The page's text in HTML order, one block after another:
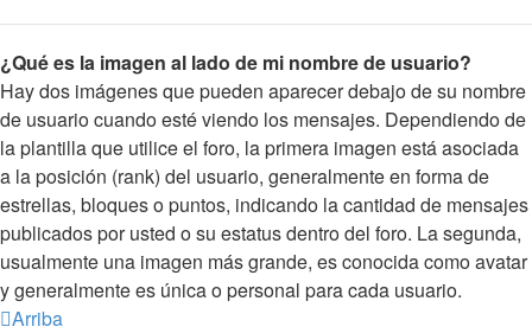
¿Qué es la imagen al lado de mi nombre de usuario?
Hay dos imágenes que pueden aparecer debajo de su nombre
de usuario cuando esté viendo los mensajes. Dependiendo de
la plantilla que utilice el foro, la primera imagen está asociada
a la posición (rank) del usuario, generalmente en forma de
estrellas, bloques o puntos, indicando la cantidad de mensajes
publicados por usted o su estatus dentro del foro. La segunda,
usualmente una imagen más grande, es conocida como avatar
y generalmente es única o personal para cada usuario.
Arriba